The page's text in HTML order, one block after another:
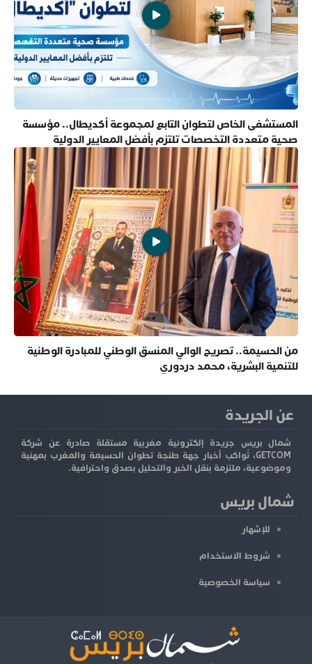
المستشفى الخاص لتطوان التابع لمجموعة أكديطال.. مؤسسة
صحية متعددة التخصصات تلتزم بأفضل المعايير الدولية
من الحسيمة.. تصريح الوالي المنسق الوطني للمبادرة الوطنية
للتنمية البشرية، محمد دردوري
عن الجريدة
شمال بريس جريدة إلكترونية مغربية مستقلة صادرة عن شركة
GETCOM، تُواكب أخبار جهة طنجة تطوان الحسيمة والمغرب بمهنية
وموضوعية، ملتزمة بنقل الخبر والتحليل بصدق واحترافية.
شمال بريس
للإشهار
شروط الاستخدام
سياسة الخصوصية